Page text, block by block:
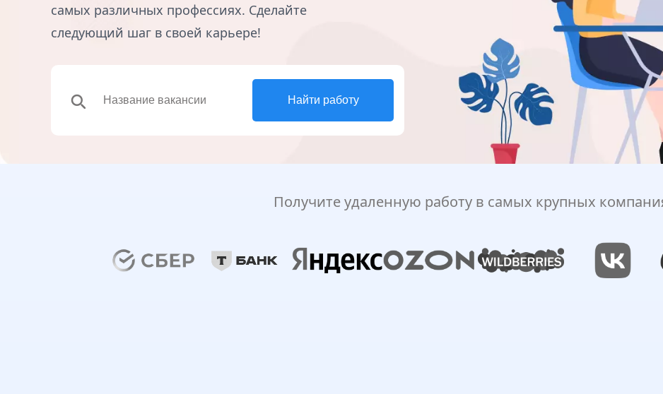
самых различных профессиях. Сделайте
следующий шаг в своей карьере!
search Найти работу
Получите удаленную работу в самых крупных